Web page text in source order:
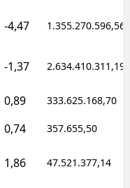
-4,47 1.355.270.596,56
-1,37 2.634.410.311,19
0,89 333.625.168,70
0,74 357.655,50
1,86 47.521.377,14